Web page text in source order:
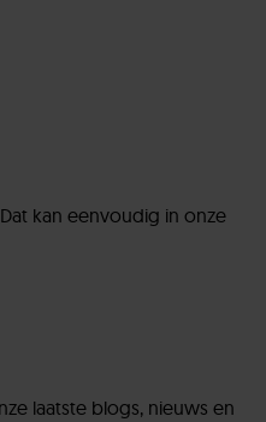
kan eenvoudig in onze
laatste blogs, nieuws en